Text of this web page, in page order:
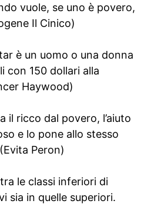
vuole, se uno è povero,
Il Cinico)
è un uomo o una donna
con 150 dollari alla
Haywood)
il ricco dal povero, l’aiuto
e lo pone allo stesso
Peron)
tra le classi inferiori di
sia in quelle superiori.